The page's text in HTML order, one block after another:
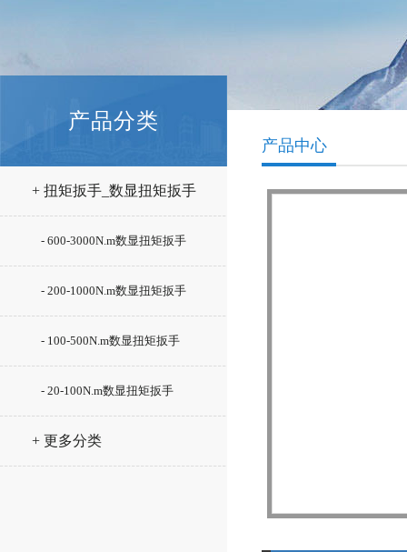
产品分类
+ 扭矩扳手_数显扭矩扳手
- 600-3000N.m数显扭矩扳手
- 200-1000N.m数显扭矩扳手
- 100-500N.m数显扭矩扳手
- 20-100N.m数显扭矩扳手
+ 更多分类
产品中心